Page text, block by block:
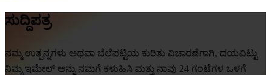
ಸುದ್ದಿಪತ್ರ
ನಮ್ಮ ಉತ್ಪನ್ನಗಳು ಅಥವಾ ಬೆಲೆಪಟ್ಟಿಯ ಕುರಿತು ವಿಚಾರಣೆಗಾಗಿ, ದಯವಿಟ್ಟು
ನಿಮ್ಮ ಇಮೇಲ್ ಅನ್ನು ನಮಗೆ ಕಳುಹಿಸಿ ಮತ್ತು ನಾವು 24 ಗಂಟೆಗಳ ಒಳಗೆ